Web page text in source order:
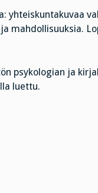
yhteiskuntakuvaa
mahdollisuuksia.
psykologian ja
luettu.